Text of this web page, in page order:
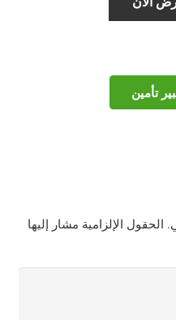
تأمين
الحقول الإلزامية مشار إليها